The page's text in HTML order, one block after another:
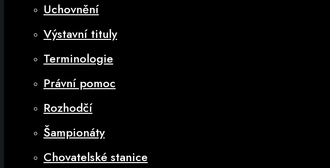
Uchovnění
Výstavní tituly
Terminologie
Právní pomoc
Rozhodčí
Šampionáty
Chovatelské stanice